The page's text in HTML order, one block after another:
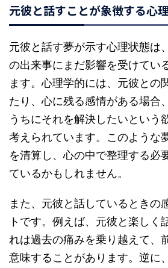
元彼と話すことが象徴する心
元彼と話す夢が示す心理状態は
の出来事にまだ影響を受けてい
ます。心理学的には、元彼との
たり、心に残る感情がある場合
うちにそれを解決したいという
考えられています。このような
を清算し、心の中で整理する必
ているかもしれません。
また、元彼と話しているときの
トです。例えば、元彼と楽しく
れは過去の痛みを乗り越えて、
意味することがあります。逆に